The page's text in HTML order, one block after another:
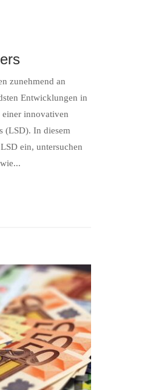
zunehmend an
Entwicklungen in
innovativen
(LSD). In diesem
ein, untersuchen